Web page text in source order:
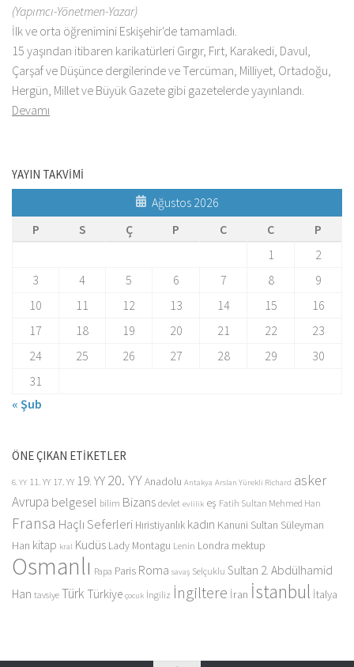
(Yapımcı-Yönetmen-Yazar)
İlk ve orta öğrenimini Eskişehir'de tamamladı.
15 yaşından itibaren karikatürleri Gırgır, Fırt, Karakedi, Davul,
Çarşaf ve Düşünce dergilerinde ve Tercüman, Milliyet, Ortadoğu,
Hergün, Millet ve Büyük Gazete gibi gazetelerde yayınlandı.
Devamı
YAYIN TAKVİMİ
Ağustos 2026
P
S Ç P C C
P
1
2
3
4 5 6 7 8
9
10
11 12 13 14 15
16
17
18 19 20 21 22
23
24
25 26 27 28 29
30
31
« Şub
ÖNE ÇIKAN ETİKETLER
6. YY 11. YY 17. YY 19. YY20. YYAnadolu Antakya Arslan Yürekli Richard asker
Avrupa belgesel bilim Bizans devlet evlilik eş Fatih Sultan Mehmed Han
Fransa Haçlı Seferleri Hıristiyanlık kadın Kanuni Sultan Süleyman
Han kitap kral Kudüs Lady Montagu Lenin Londra mektup
Osmanlı Papa Paris Roma savaş Selçuklu Sultan 2. Abdülhamid
Han tavsiye Türk Türkiye çocuk İngiliz İngiltere İran İstanbul İtalya